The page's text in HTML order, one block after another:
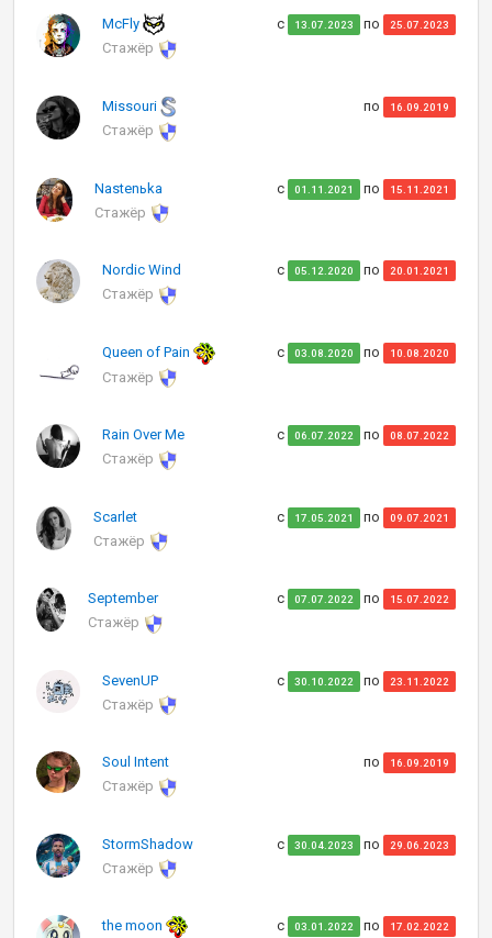
McFly
Стажёр
с 13.07.2023 по 25.07.2023
Missouri
Стажёр
по 16.09.2019
Nastenьka
Стажёр
с 01.11.2021 по 15.11.2021
Nordic Wind
Стажёр
с 05.12.2020 по 20.01.2021
Queen of Pain
Стажёр
с 03.08.2020 по 10.08.2020
Rain Over Me
Стажёр
с 06.07.2022 по 08.07.2022
Scarlet
Стажёр
с 17.05.2021 по 09.07.2021
September
Стажёр
с 07.07.2022 по 15.07.2022
SevenUP
Стажёр
с 30.10.2022 по 23.11.2022
Soul Intent
Стажёр
по 16.09.2019
StormShadow
Стажёр
с 30.04.2023 по 29.06.2023
the moon с 03.01.2022 по 17.02.2022